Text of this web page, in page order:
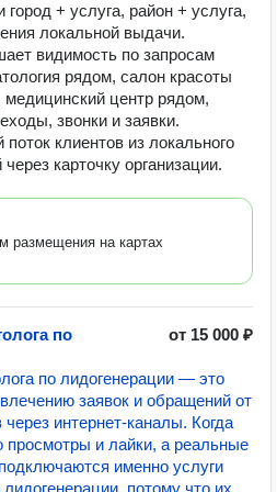
+ услуга, район + услуга,
локальной выдачи.
видимость по запросам
рядом, салон красоты
центр рядом,
звонки и заявки.
клиентов из локального
карточку организации.
размещения на картах
по
от 15 000 ₽
по лидогенерации — это
заявок и обращений от
интернет-каналы. Когда
просмотры и лайки, а реальные
именно услуги
потому что их